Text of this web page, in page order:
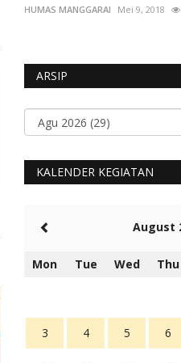
HUMAS MANGGARAI Mei 9, 2018
ARSIP
KALENDER KEGIATAN
August
Mon Tue Wed Thu
3 4 5 6